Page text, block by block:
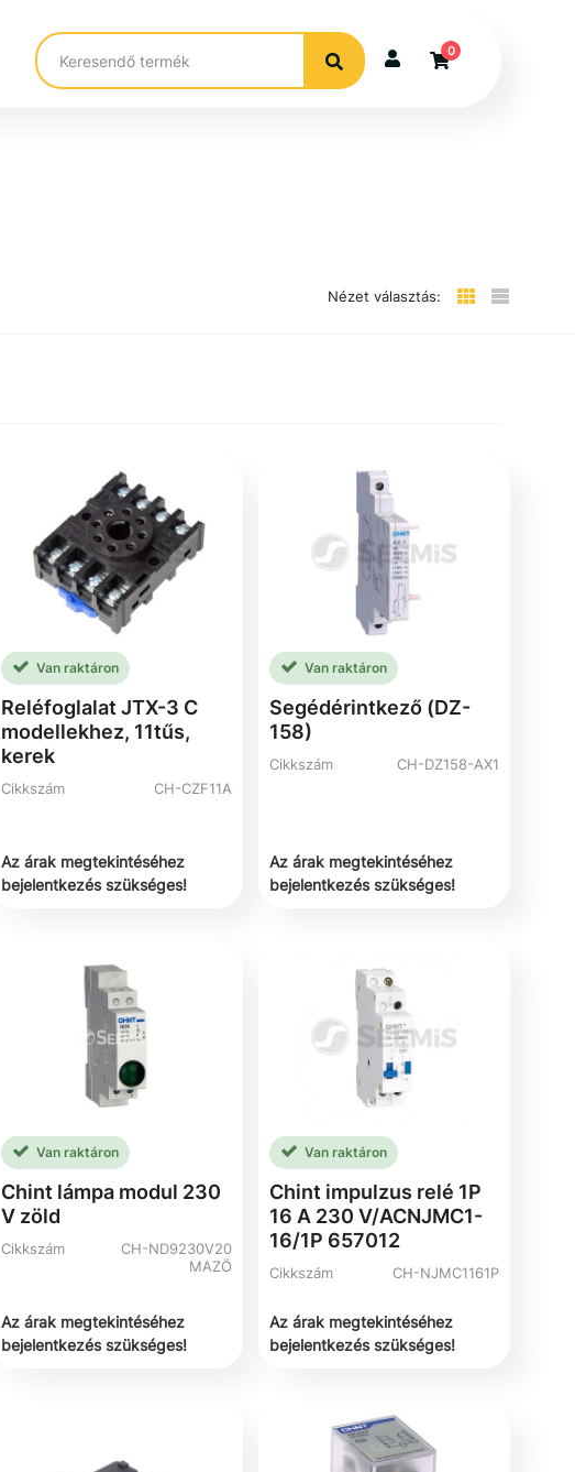
0
Nézet választás:
Van raktáron
Reléfoglalat JTX-3 C
modellekhez, 11tűs,
kerek
Cikkszám CH-CZF11A
Az árak megtekintéséhez
bejelentkezés szükséges!
Van raktáron
Segédérintkező (DZ-
158)
Cikkszám CH-DZ158-AX1
Az árak megtekintéséhez
bejelentkezés szükséges!
Van raktáron
Chint lámpa modul 230
V zöld
Cikkszám
CH-ND9230V20
MAZÖ
Az árak megtekintéséhez
bejelentkezés szükséges!
Van raktáron
Chint impulzus relé 1P
16 A 230 V/ACNJMC1-
16/1P 657012
Cikkszám CH-NJMC1161P
Az árak megtekintéséhez
bejelentkezés szükséges!